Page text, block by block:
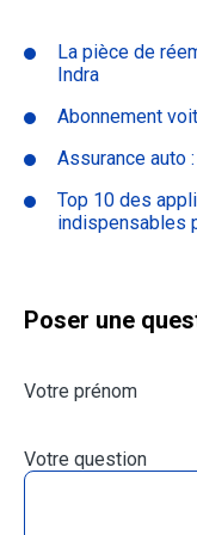
La pièce de
Indra
Abonnement
Assurance auto
Top 10 des
indispensables
Poser une
Votre prénom
Votre question